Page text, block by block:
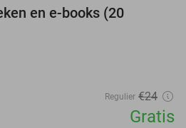
en e-books (20
Regulier €24
Gratis